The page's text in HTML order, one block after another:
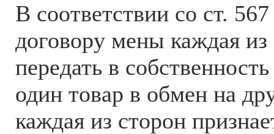
В соответствии со ст.
договору мены каждая из
передать в
один товар в обмен на
каждая из сторон